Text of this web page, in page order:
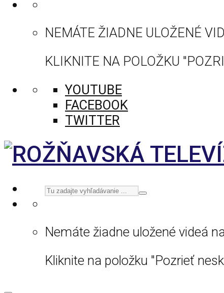
NEMÁTE ŽIADNE ULOŽENÉ
KLIKNITE NA POLOŽKU
YOUTUBE
FACEBOOK
TWITTER
Nemáte žiadne uložené videá
Kliknite na položku "Pozrieť